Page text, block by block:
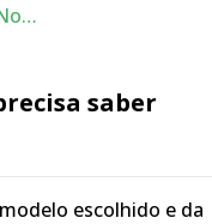
saber
escolhido e da